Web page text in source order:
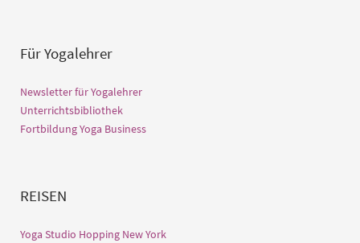
Für Yogalehrer
Newsletter für Yogalehrer
Unterrichtsbibliothek
Fortbildung Yoga Business
REISEN
Yoga Studio Hopping New York